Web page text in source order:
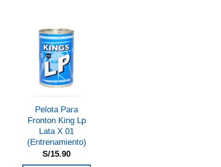
Pelota Para
Fronton King Lp
Lata X 01
(Entrenamiento)
S/15.90